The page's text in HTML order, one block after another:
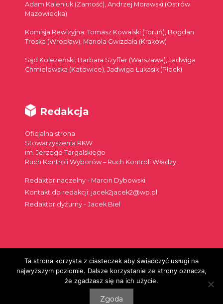
Adam Kaleniuk (Zamość), Andrzej Morawski (Ostrów
Mazowiecka)
Komisja Rewizyjna: Tomasz Kowalski (Toruń), Bogdan
Troska (Wrocław), Mariola Gwizdała (Kraków)
Sąd Koleżeński: Barbara Szyffer (Warszawa), Jadwiga
Chmielowska (Katowice), Jadwiga Łukasik (Płock)
Redakcja
Oficjalna strona
Stowarzyszenia RKW
im. Jerzego Targalskiego
Ruch Kontroli Wyborów – Ruch Kontroli Władzy
Redaktor naczelny - Marcin Dybowski
Kontakt do redakcji: jacek2jacek2@wp.pl
Redaktor dyżurny - Jacek Biel
Szukaj:
Ta strona korzysta z ciasteczek aby świadczyć usługi na
najwyższym poziomie. Dalsze korzystanie ze strony oznacza,
że zgadzasz się na ich użycie.
Zgoda